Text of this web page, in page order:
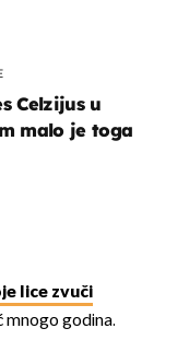
Celzijus u
malo je toga
lice zvuči
godina.